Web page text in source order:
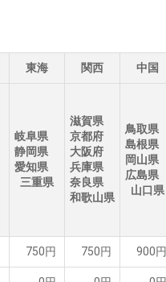
東海 関西 中国
岐阜県
静岡県
愛知県
三重県
滋賀県
京都府
大阪府
兵庫県
奈良県
和歌山県
鳥取県
島根県
岡山県
広島県
山口県
750円 750円 900円